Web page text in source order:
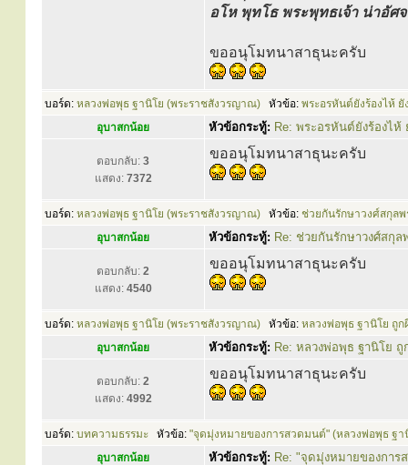
อโห พุทโธ พระพุทธเจ้า น่าอัศจ
ขออนุโมทนาสาธุนะครับ
บอร์ด: หลวงพ่อพุธ ฐานิโย (พระราชสังวรญาณ) หัวข้อ: พระอรหันต์ยังร้องไห้
อุบาสกน้อย
หัวข้อกระทู้: Re: พระอรหันต์ยังร้องไ
ตอบกลับ: 3
แสดง: 7372
ขออนุโมทนาสาธุนะครับ
บอร์ด: หลวงพ่อพุธ ฐานิโย (พระราชสังวรญาณ) หัวข้อ: ช่วยกันรักษาวงศ์สกุล
อุบาสกน้อย
หัวข้อกระทู้: Re: ช่วยกันรักษาวงศ์สกุ
ตอบกลับ: 2
แสดง: 4540
ขออนุโมทนาสาธุนะครับ
บอร์ด: หลวงพ่อพุธ ฐานิโย (พระราชสังวรญาณ) หัวข้อ: หลวงพ่อพุธ ฐานิโย ถูก
อุบาสกน้อย
หัวข้อกระทู้: Re: หลวงพ่อพุธ ฐานิโย
ตอบกลับ: 2
แสดง: 4992
ขออนุโมทนาสาธุนะครับ
บอร์ด: บทความธรรมะ หัวข้อ: "จุดมุ่งหมายของการสวดมนต์" (หลวงพ่อพุธ ฐา
อุบาสกน้อย
หัวข้อกระทู้: Re: "จุดมุ่งหมายของกา